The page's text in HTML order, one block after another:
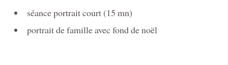
Contact
séance portrait court (15 mn)
portrait de famille avec fond de noël